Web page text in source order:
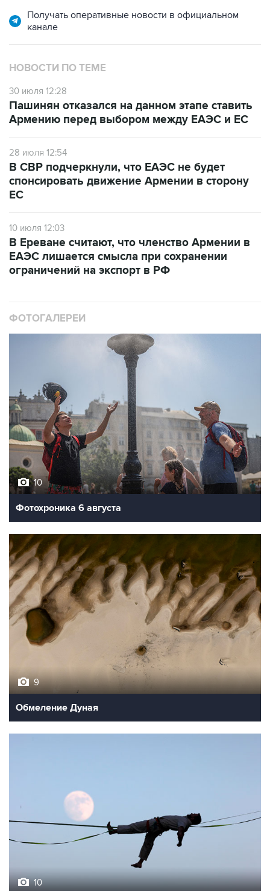
Получать оперативные новости в официальном
канале
НОВОСТИ ПО ТЕМЕ
30 июля 12:28
Пашинян отказался на данном этапе ставить
Армению перед выбором между ЕАЭС и ЕС
28 июля 12:54
В СВР подчеркнули, что ЕАЭС не будет
спонсировать движение Армении в сторону
ЕС
10 июля 12:03
В Ереване считают, что членство Армении в
ЕАЭС лишается смысла при сохранении
ограничений на экспорт в РФ
ФОТОГАЛЕРЕИ
10
Фотохроника 6 августа
9
Обмеление Дуная
10